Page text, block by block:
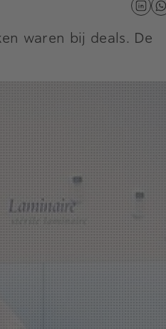
waren bij deals. De